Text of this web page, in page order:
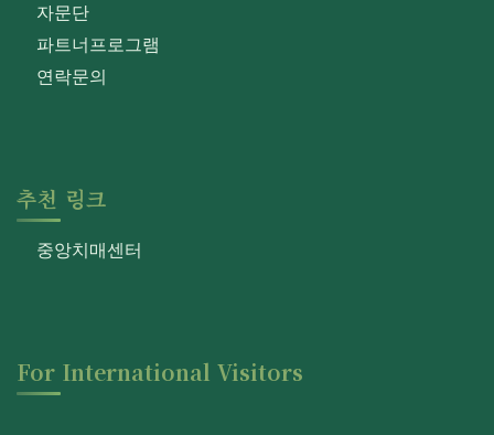
자문단
파트너프로그램
연락문의
추천 링크
중앙치매센터
For International Visitors